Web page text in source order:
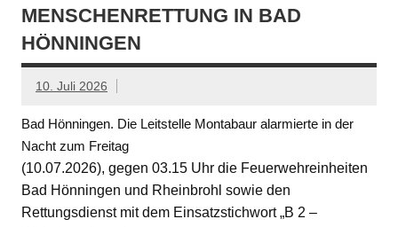
MENSCHENRETTUNG IN BAD
HÖNNINGEN
10. Juli 2026
Bad Hönningen. Die Leitstelle Montabaur alarmierte in der
Nacht zum Freitag
(10.07.2026), gegen 03.15 Uhr die Feuerwehreinheiten
Bad Hönningen und Rheinbrohl sowie den
Rettungsdienst mit dem Einsatzstichwort „B 2 –